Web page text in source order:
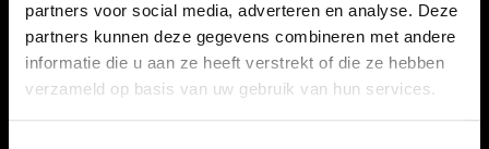
partners voor social media, adverteren en analyse. Deze
partners kunnen deze gegevens combineren met andere
informatie die u aan ze heeft verstrekt of die ze hebben
verzameld op basis van uw gebruik van hun services.
Navigatiesysteem full map
Radio
Verkoop
Auto onderhoud